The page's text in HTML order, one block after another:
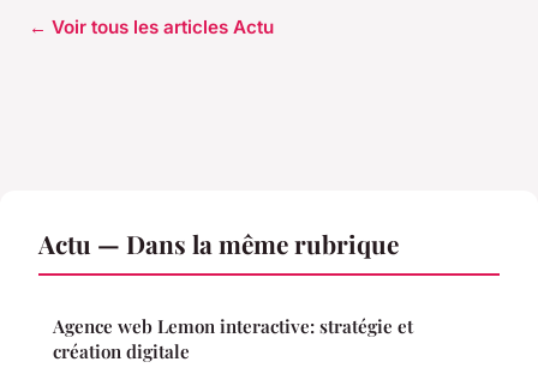
← Voir tous les articles Actu
Actu — Dans la même rubrique
Agence web Lemon interactive: stratégie et
création digitale